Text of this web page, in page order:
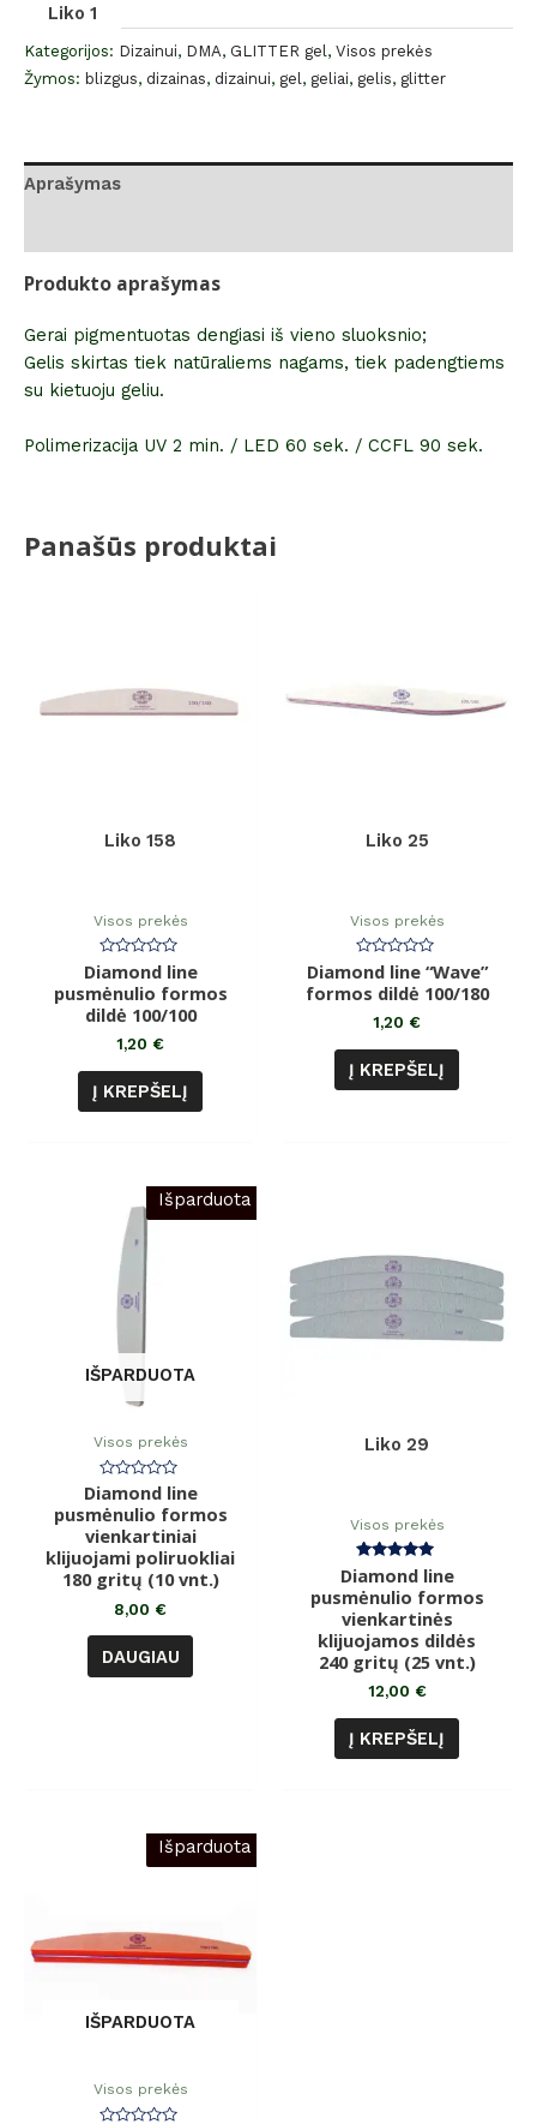
Liko 1
Kategorijos: Dizainui, DMA, GLITTER gel , Visos prekės
Žymos: blizgus, dizainas, dizainui, gel , geliai, gelis, glitter
Aprašymas
Produkto aprašymas
Gerai pigmentuotas dengiasi iš vieno sluoksnio;
Gelis skirtas tiek natūraliems nagams, tiek padengtiems
su kietuoju geliu.
Polimerizacija UV 2 min. / LED 60 sek. / CCFL 90 sek.
Panašūs produktai
Liko 158
Visos prekės
Įvertinimas:
0
iš
5
Diamond line
pusmėnulio formos
dildė 100/100
1,20 €
Į KREPŠELĮ
Liko 25
Visos prekės
Įvertinimas:
0
iš
Diamond line “Wave”
formos dildė 100/180
1,20 €
Į KREPŠELĮ
Išparduota
IŠPARDUOTA
Visos prekės
Įvertinimas:
0
iš
5
Diamond line
pusmėnulio formos
vienkartiniai
klijuojami poliruokliai
180 gritų (10 vnt.)
8,00 €
DAUGIAU
Liko 29
Visos prekės
Įvertinimas:
5.00
iš 5
Diamond line
pusmėnulio formos
vienkartinės
klijuojamos dildės
240 gritų (25 vnt.)
12,00 €
Į KREPŠELĮ
Išparduota
IŠPARDUOTA
Visos prekės